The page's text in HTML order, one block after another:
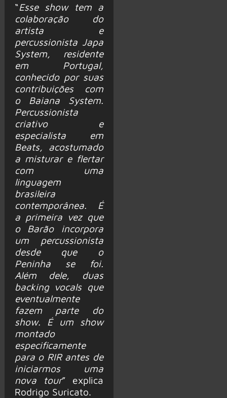
“Esse show tem a
colaboração do
artista e
percussionista Japa
System, residente
em Portugal,
conhecido por suas
contribuições com
o Baiana System.
Percussionista
criativo e
especialista em
Beats, acostumado
a misturar e flertar
com uma
linguagem
brasileira
contemporânea. É
a primeira vez que
o Barão incorpora
um percussionista
desde que o
Peninha se foi.
Além dele, duas
backing vocals que
eventualmente
fazem parte do
show. É um show
montado
especificamente
para o RIR antes de
iniciarmos uma
nova tour” explica
Rodrigo Suricato.